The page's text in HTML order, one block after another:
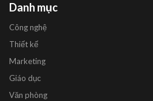
Danh mục
Công nghệ
Thiết kế
Marketing
Giáo dục
Văn phòng